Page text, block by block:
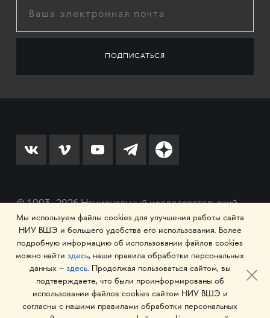
© 1993–2026 Национальный исследовательский
университет «Высшая школа экономики»
Мы используем файлы cookies для улучшения работы сайта
НИУ ВШЭ и большего удобства его использования. Более
подробную информацию об использовании файлов cookies
можно найти здесь, наши правила обработки персональных
данных – здесь. Продолжая пользоваться сайтом, вы
подтверждаете, что были проинформированы об
использовании файлов cookies сайтом НИУ ВШЭ и
согласны с нашими правилами обработки персональных